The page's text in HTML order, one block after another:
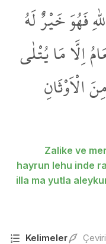
فَهُوَ خَيْرٌ لَهُ
اِلَّا مَا يُتْلٰى
الْاَوْثَانِ
Zalike ve
hayrun lehu inde
illa ma yutla
Kelimeler